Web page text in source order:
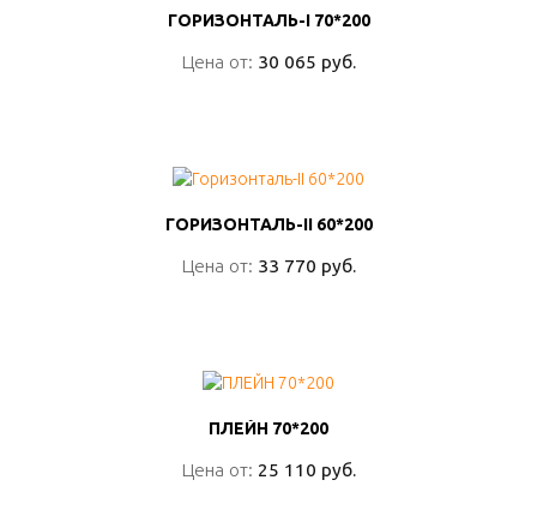
ГОРИЗОНТАЛЬ-I 70*200
Цена от: 30 065 руб.
ГОРИЗОНТАЛЬ-I 70*200
Цена от: 30 065 руб.
ГОРИЗОНТАЛЬ-II 60*200
Цена от: 33 770 руб.
ГОРИЗОНТАЛЬ-II 60*200
Цена от: 33 770 руб.
ПЛЕЙН 70*200
Цена от: 25 110 руб.
ПЛЕЙН 70*200
Цена от: 25 110 руб.